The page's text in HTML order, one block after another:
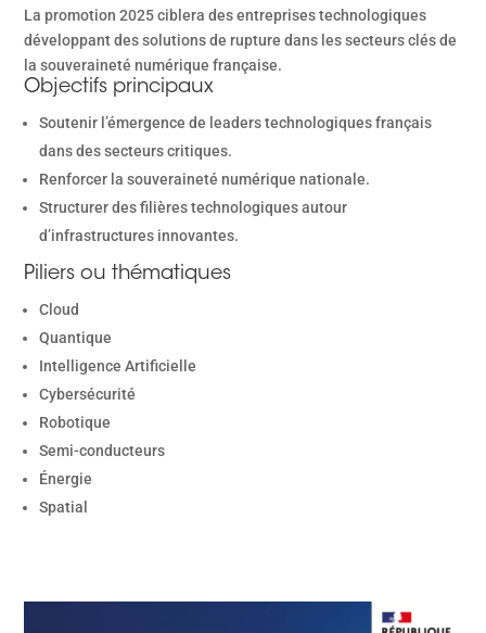
La promotion 2025 ciblera des entreprises technologiques
développant des solutions de rupture dans les secteurs clés de
la souveraineté numérique française.
Objectifs principaux
Soutenir l’émergence de leaders technologiques français
dans des secteurs critiques.
Renforcer la souveraineté numérique nationale.
Structurer des filières technologiques autour
d’infrastructures innovantes.
Piliers ou thématiques
Cloud
Quantique
Intelligence Artificielle
Cybersécurité
Robotique
Semi-conducteurs
Énergie
Spatial